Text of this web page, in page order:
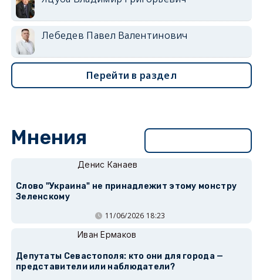
Лебедев Павел Валентинович
Перейти в раздел
Мнения
Денис Канаев
Слово "Украина" не принадлежит этому монстру
Зеленскому
11/06/2026 18:23
Иван Ермаков
Депутаты Севастополя: кто они для города —
представители или наблюдатели?